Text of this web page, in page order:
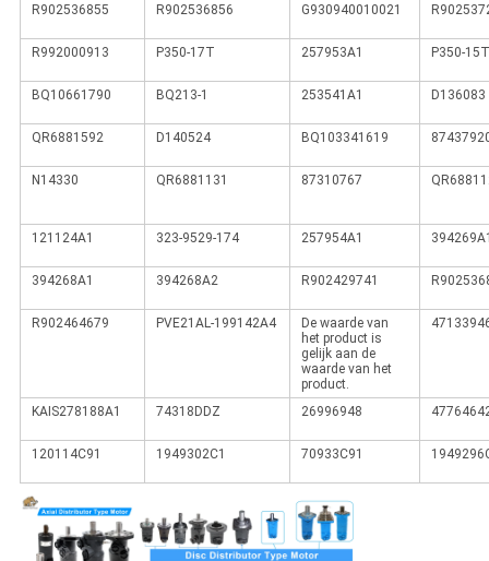
R902536855 R902536856 G930940010021
R992000913 P350-17T 257953A1 P350-15T
BQ10661790 BQ213-1 253541A1 D136083
QR6881592 D140524 BQ103341619
N14330 QR6881131 87310767
121124A1 323-9529-174 257954A1
394268A1 394268A2 R902429741
R902464679 PVE21AL-199142A4
De waarde van
het product is
gelijk aan de
waarde van het
product.
KAIS278188A1 74318DDZ 26996948
120114C91 1949302C1 70933C91